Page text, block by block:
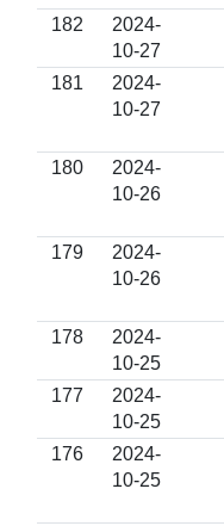
182
2024-
10-27
181
2024-
10-27
180
2024-
10-26
179
2024-
10-26
178
2024-
10-25
177
2024-
10-25
176
2024-
10-25